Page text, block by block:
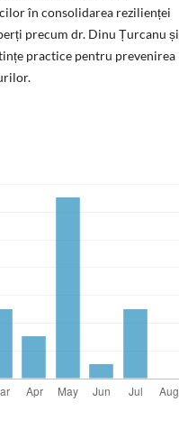
în consolidarea rezilienței
precum dr. Dinu Țurcanu și
practice pentru prevenirea